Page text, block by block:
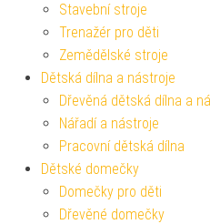
Stavební stroje
Trenažér pro děti
Zemědělské stroje
Dětská dílna a nástroje
Dřevěná dětská dílna a
Nářadí a nástroje
Pracovní dětská dílna
Dětské domečky
Domečky pro děti
Dřevěné domečky